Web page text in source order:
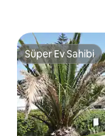
Süper Ev Sahibi
Süper Ev Sahibi